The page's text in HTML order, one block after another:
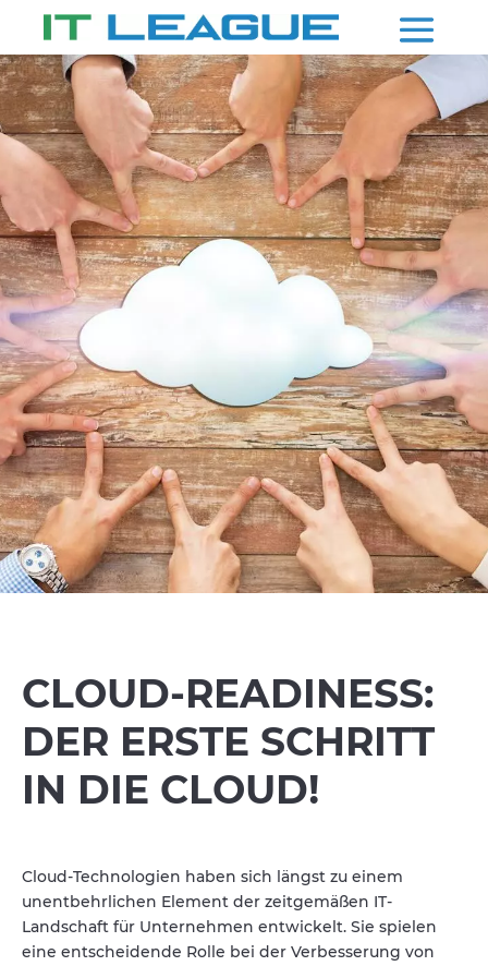
CLOUD-READINESS:
DER ERSTE SCHRITT
IN DIE CLOUD!
Cloud-Technologien haben sich längst zu einem
unentbehrlichen Element der zeitgemäßen IT-
Landschaft für Unternehmen entwickelt. Sie spielen
eine entscheidende Rolle bei der Verbesserung von